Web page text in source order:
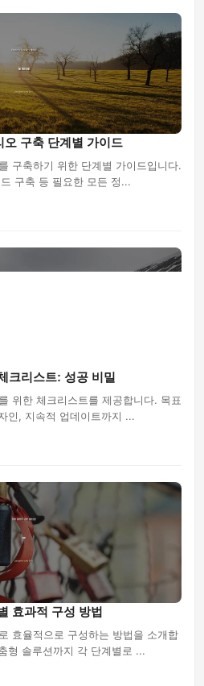
구축 단계별 가이드
구축하기 위한 단계별 가이드입니다.
구축 등 필요한 모든 정...
크리스트: 성공 비밀
위한 체크리스트를 제공합니다. 목표
인, 지속적 업데이트까지 ...
효과적 구성 방법
효율적으로 구성하는 방법을 소개합
형 솔루션까지 각 단계별로 ...